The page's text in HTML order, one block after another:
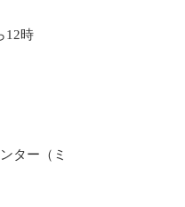
12時
ター（ミ